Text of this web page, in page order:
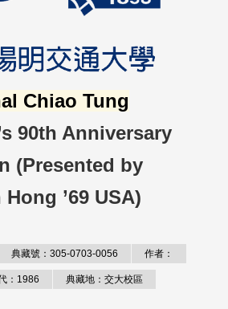
Chiao Tung
90th Anniversary
(Presented by
’69 USA)
典藏號：305-0703-0056 作者：
：1986 典藏地：交大校區